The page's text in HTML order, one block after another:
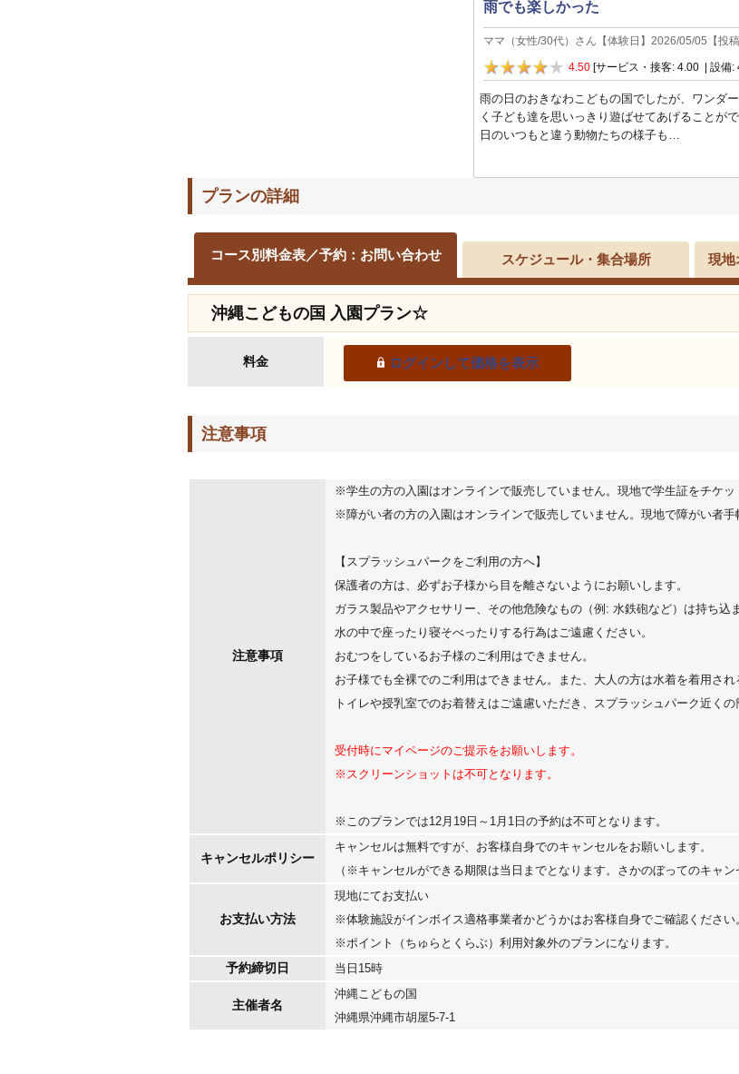
雨でも楽しかった
ママ （女性/30代）さん【体験日】 2026/05/05 【投
4.50 [サービス・接客: 4.00 | 設備
雨の日のおきなわこどもの国でしたが、ワンダ
く子ども達を思いっきり遊ばせてあげることが
日のいつもと違う動物たちの様子も…
プランの詳細
コース別料金表／予約：お問い合わせ スケジュール・集合場所 現地
沖縄こどもの国 入園プラン☆
料金 ログインして価格を表示
注意事項
注意事項
※学生の方の入園はオンラインで販売していません。現地で学生証をチケッ
※障がい者の方の入園はオンラインで販売していません。現地で障がい者手
【スプラッシュパークをご利用の方へ】
保護者の方は、必ずお子様から目を離さないようにお願いします。
ガラス製品やアクセサリー、その他危険なもの（例: 水鉄砲など）は持ち込
水の中で座ったり寝そべったりする行為はご遠慮ください。
おむつをしているお子様のご利用はできません。
お子様でも全裸でのご利用はできません。また、大人の方は水着を着用され
トイレや授乳室でのお着替えはご遠慮いただき、スプラッシュパーク近く
受付時にマイページのご提示をお願いします。
※スクリーンショットは不可となります。
※このプランでは12月19日～1月1日の予約は不可となります。
キャンセルポリシー
キャンセルは無料ですが、お客様自身でのキャンセルをお願いします。
（※キャンセルができる期限は当日までとなります。さかのぼってのキャン
お支払い方法
現地にてお支払い
※体験施設がインボイス適格事業者かどうかはお客様自身でご確認ください
※ポイント（ちゅらとくらぶ）利用対象外のプランになります。
予約締切日 当日15時
主催者名
沖縄こどもの国
沖縄県沖縄市胡屋5-7-1